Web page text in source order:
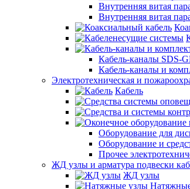
Внутренняя витая
Внутренняя витая
Кабель-каналы SDS-
Кабель-каналы и
Электротехническая и
Кабель
Оборудование для
Оборудование и
Прочее
ЖД узлы и арматура подвески
ЖД узлы